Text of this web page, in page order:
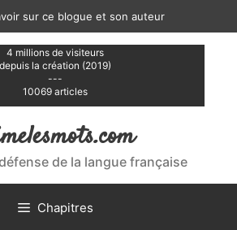
sur ce blogue et son auteur
4 millions de visiteurs
depuis la création (2019)
---
10069 articles
de la langue française
Chapitres